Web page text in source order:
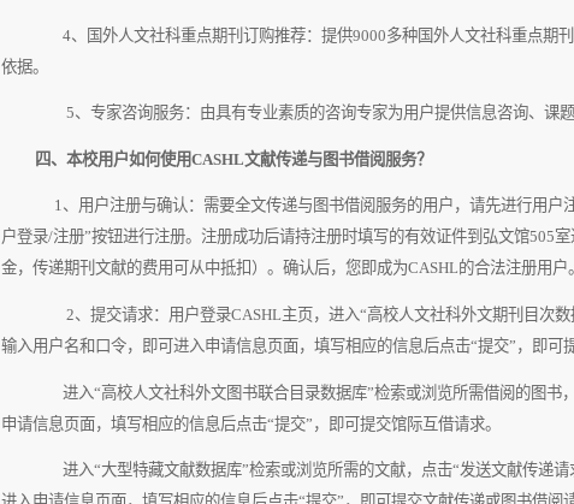
4、 国外人文社科重点期刊订购推荐： 提供9000多种国外人文社科重点期
依据。
5、 专家咨询服务：由具有专业素质的咨询专家为用户提供信息咨询、课题
四、本校用户如何使用CASHL文献传递与图书借阅服务？
1、 用户注册与确认 ：需要全文传递与图书借阅服务的用户，请先进行用户
户登录/注册”按钮进行注册。注册成功后请持注册时填写的有效证件到弘文馆505
金，传递期刊文献的费用可从中抵扣）。确认后，您即成为CASHL的合法注册用户。
2、 提交请求：用户登录CASHL主页，进入“高校人文社科外文期刊目次
输入用户名和口令，即可进入申请信息页面，填写相应的信息后点击“提交”，即可
进入“高校人文社科外文图书联合目录数据库”检索或浏览所需借阅的图书
申请信息页面，填写相应的信息后点击“提交”，即可提交馆际互借请求。
进入“大型特藏文献数据库”检索或浏览所需的文献，点击“发送文献传递请